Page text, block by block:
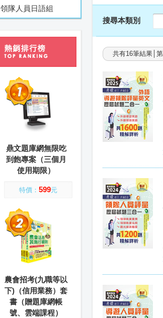
領隊人員日語組
鼎文題庫網無限吃
到飽專案（三個月
使用期限）
特價： 599元
農會招考(九職等以
下)（信用業務）套
書（贈題庫網帳
號、雲端課程）
搜尋本類別
共有16筆結果│